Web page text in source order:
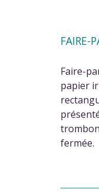
FAIRE-
Faire-
papier
fermée.